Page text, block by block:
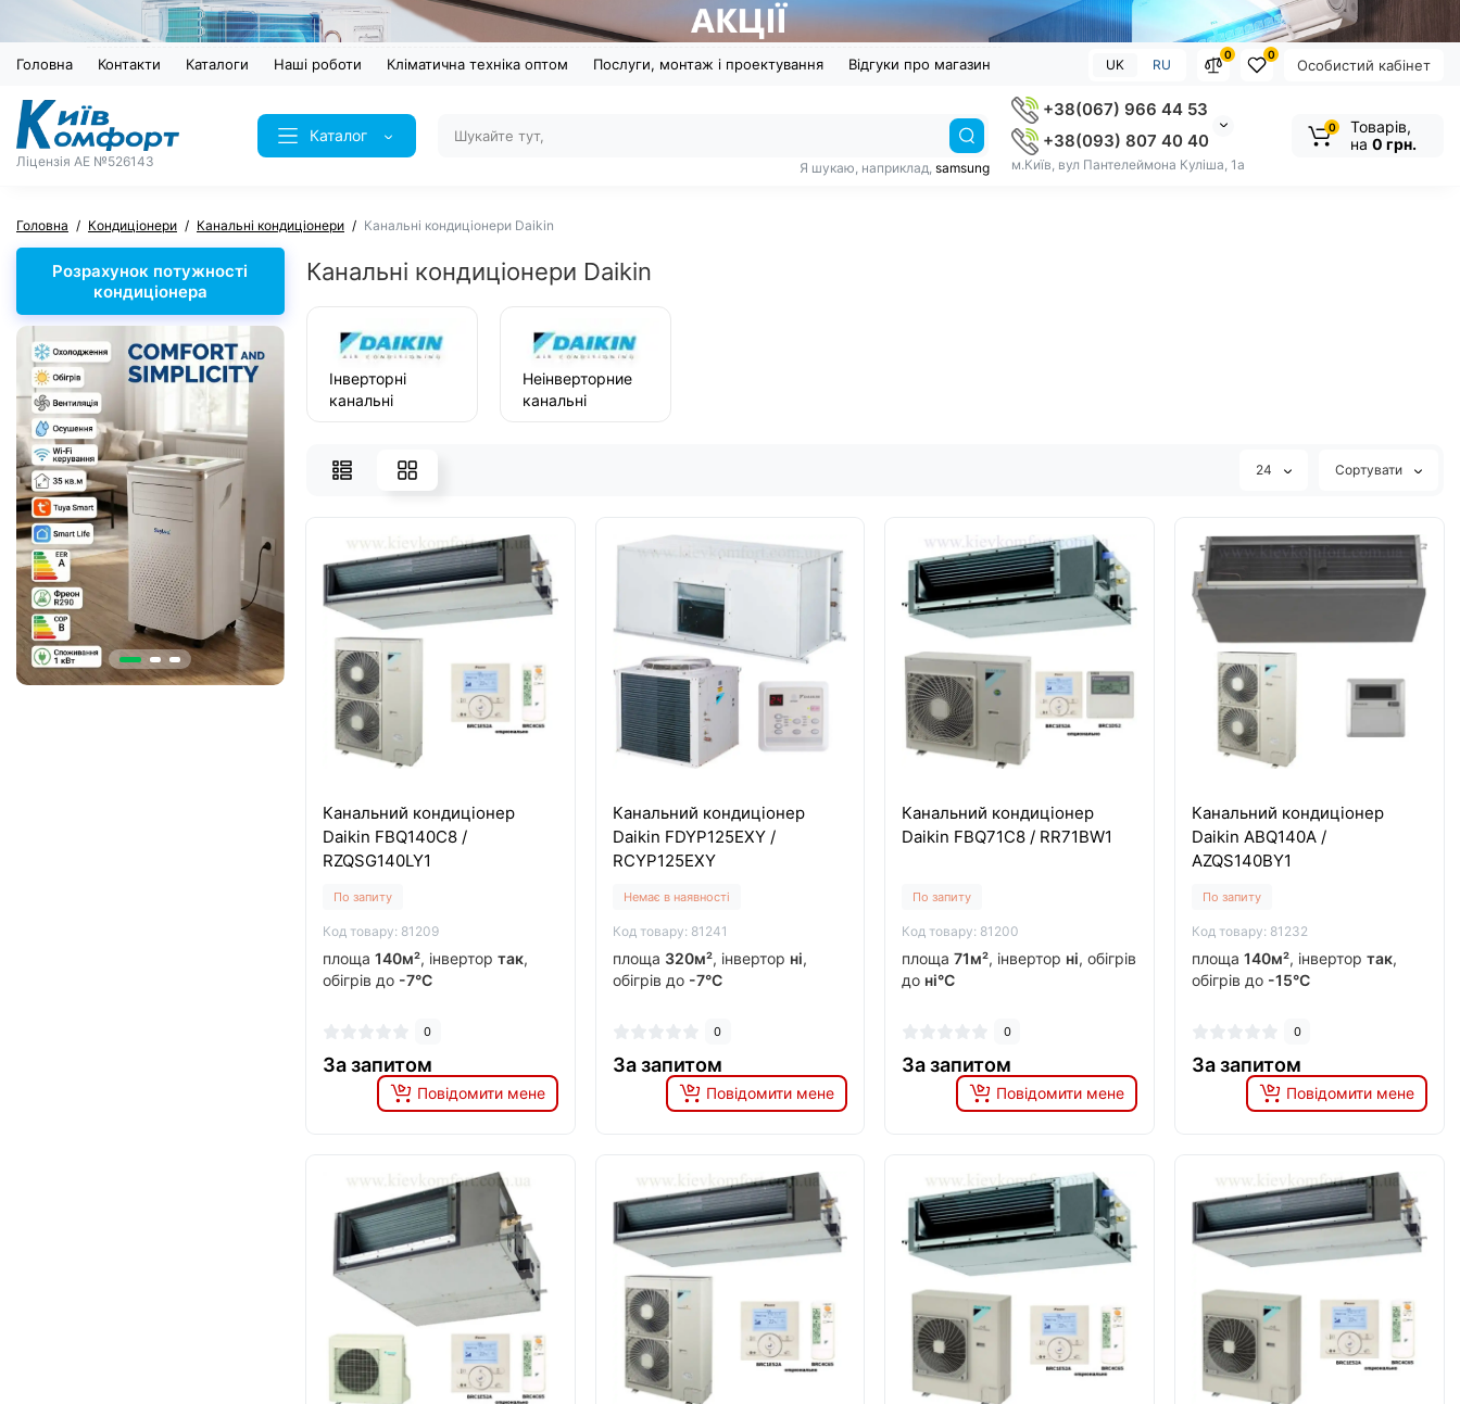
Головна Контакти Каталоги Наші роботи Кліматична техніка оптом Послуги, монтаж і проектування Відгуки про магазин Особистий кабінет
0
0
UK RU
Ліцензія AE №526143
Каталог
+38(067) 966 44 53
+38(093) 807 40 40
м.Київ, вул Пантелеймона Куліша, 1а
Я шукаю, наприклад, samsung
0
Товарів,
на 0 грн.
Головна Кондиціонери Канальні кондиціонери Канальні кондиціонери Daikin
Розрахунок потужності
кондиціонера
Канальні кондиціонери Daikin
Інверторні
канальні
Неінверторние
канальні
24 Сортувати
Канальний кондиціонер
Daikin FBQ140C8 /
RZQSG140LY1
По запиту
Код товару: 81209
площа 140м², інвертор так,
обігрів до -7°C
0
За запитом
Повідомити мене
Канальний кондиціонер
Daikin FDYP125EXY /
RCYP125EXY
Немає в наявності
Код товару: 81241
площа 320м², інвертор ні,
обігрів до -7°C
0
За запитом
Повідомити мене
Канальний кондиціонер
Daikin FBQ71C8 / RR71BW1
По запиту
Код товару: 81200
площа71м², інвертор ні, обігрів
до ні°C
0
За запитом
Повідомити мене
Канальний кондиціонер
Daikin ABQ140A /
AZQS140BY1
По запиту
Код товару: 81232
площа140м², інвертортак,
обігрів до -15°C
0
За запитом
Повідомити мене